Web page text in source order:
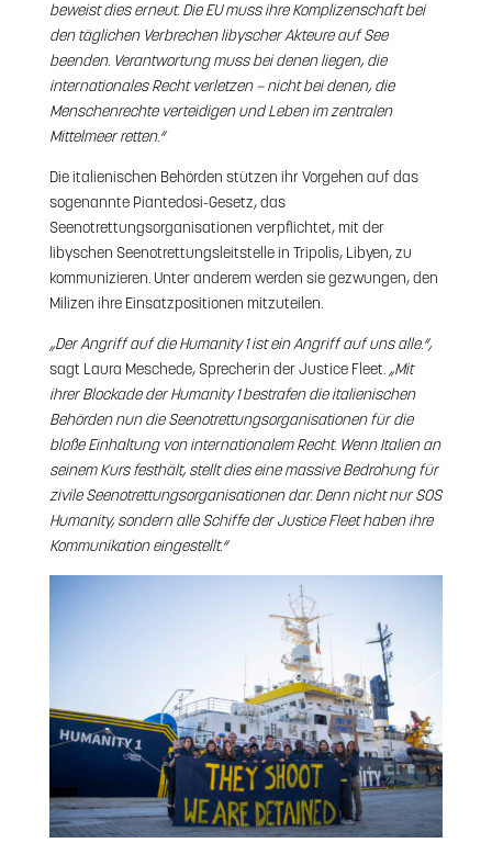
beweist dies erneut. Die EU muss ihre Komplizenschaft bei
den täglichen Verbrechen libyscher Akteure auf See
beenden. Verantwortung muss bei denen liegen, die
internationales Recht verletzen – nicht bei denen, die
Menschenrechte verteidigen und Leben im zentralen
Mittelmeer retten.“
Die italienischen Behörden stützen ihr Vorgehen auf das
sogenannte Piantedosi-Gesetz, das
Seenotrettungsorganisationen verpflichtet, mit der
libyschen Seenotrettungsleitstelle in Tripolis, Libyen, zu
kommunizieren. Unter anderem werden sie gezwungen, den
Milizen ihre Einsatzpositionen mitzuteilen.
„Der Angriff auf die Humanity 1 ist ein Angriff auf uns alle.“,
sagt Laura Meschede, Sprecherin der Justice Fleet. „Mit
ihrer Blockade der Humanity 1 bestrafen die italienischen
Behörden nun die Seenotrettungsorganisationen für die
bloße Einhaltung von internationalem Recht. Wenn Italien an
seinem Kurs festhält, stellt dies eine massive Bedrohung für
zivile Seenotrettungsorganisationen dar. Denn nicht nur SOS
Humanity, sondern alle Schiffe der Justice Fleet haben ihre
Kommunikation eingestellt.“